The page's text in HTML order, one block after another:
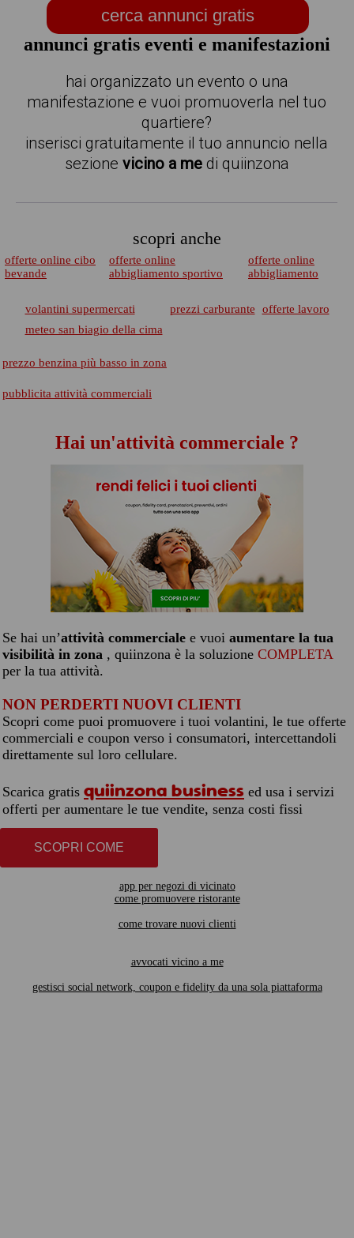
cerca annunci gratis
annunci gratis eventi e manifestazioni
hai organizzato un evento o una
manifestazione e vuoi promuoverla nel tuo
quartiere?
inserisci gratuitamente il tuo annuncio nella
sezione vicino a medi quiinzona
scopri anche
offerte online cibo
bevande
offerte online
abbigliamento sportivo
offerte online
abbigliamento
volantini supermercati prezzi carburante
offerte lavoro
meteo san biagio della cima
prezzo benzina più basso in zona
pubblicita attività commerciali
Hai un'attività commerciale ?
Se hai un’attività commerciale e vuoi aumentare la tua
visibilità in zona , quiinzona è la soluzione COMPLETA
per la tua attività.
NON PERDERTI NUOVI CLIENTI
Scopri come puoi promuovere i tuoi volantini, le tue offerte
commerciali e coupon verso i consumatori, intercettandoli
direttamente sul loro cellulare.
Scarica gratis quiinzona business ed usa i servizi
offerti per aumentare le tue vendite, senza costi fissi
SCOPRI COME
app per negozi di vicinato
come promuovere ristorante
come trovare nuovi clienti
avvocati vicino a me
gestisci social network, coupon e fidelity da una sola piattaforma